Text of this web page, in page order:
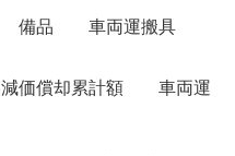
品 車両運搬具
価償却累計額 車両運